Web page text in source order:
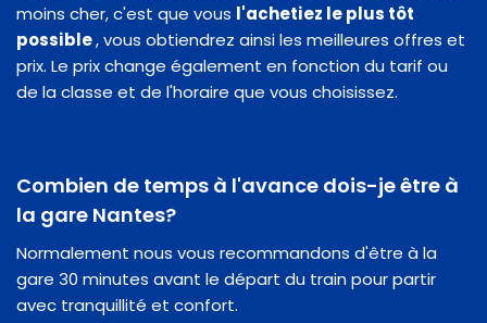
moins cher, c'est que vous l'achetiez le plus tôt
possible, vous obtiendrez ainsi les meilleures offres et
prix. Le prix change également en fonction du tarif ou
de la classe et de l'horaire que vous choisissez.
Combien de temps à l'avance dois-je être à
la gare Nantes?
Normalement nous vous recommandons d'être à la
gare 30 minutes avant le départ du train pour partir
avec tranquillité et confort.